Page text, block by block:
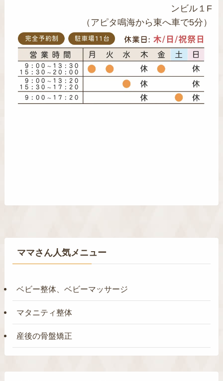
ンビル１F
（アピタ鳴海から東へ車で5分）
ママさん人気メニュー
ベビー整体、ベビーマッサージ
マタニティ整体
産後の骨盤矯正